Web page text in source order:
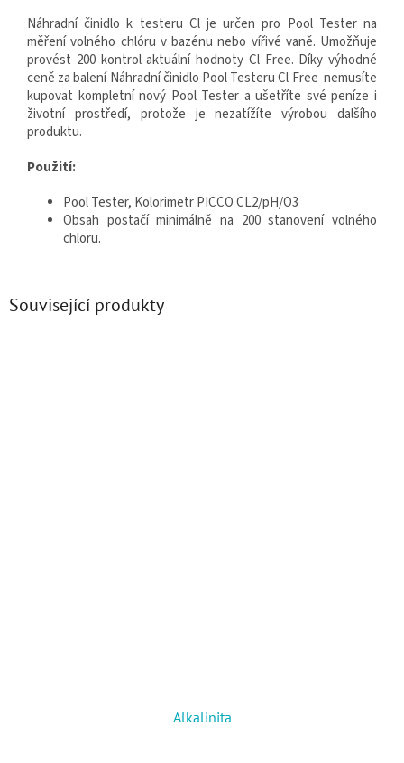
Náhradní činidlo k testeru Cl je určen pro Pool Tester na
měření volného chlóru v bazénu nebo vířivé vaně. Umožňuje
provést 200 kontrol aktuální hodnoty Cl Free. Díky výhodné
ceně za balení Náhradní činidlo Pool Testeru Cl Free nemusíte
kupovat kompletní nový Pool Tester a ušetříte své peníze i
životní prostředí, protože je nezatížíte výrobou dalšího
produktu.
Použití:
Pool Tester, Kolorimetr PICCO CL2/pH/O3
Obsah postačí minimálně na 200 stanovení volného
chloru.
Související produkty
Alkalinita